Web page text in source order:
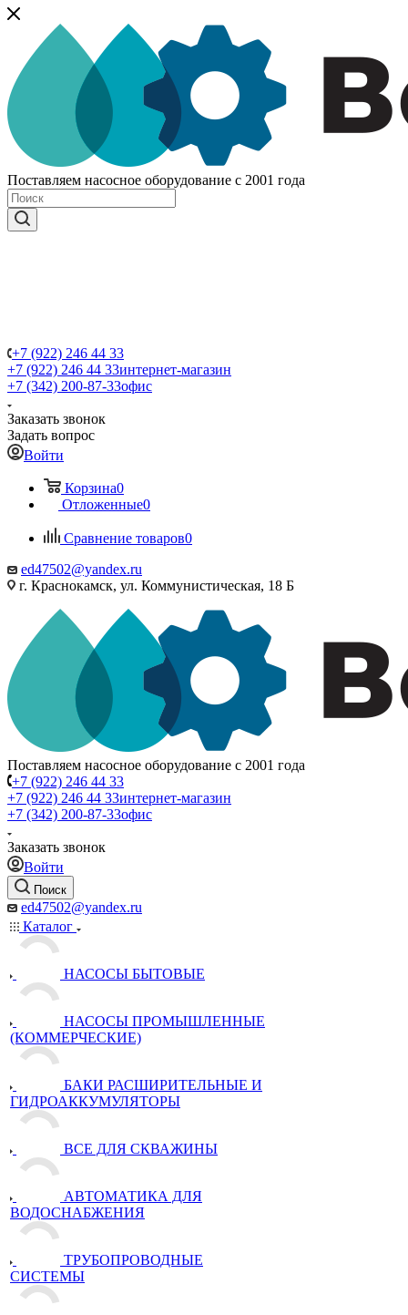
Поставляем насосное оборудование с 2001 года
+7 (922) 246 44 33
+7 (922) 246 44 33интернет-магазин
+7 (342) 200-87-33офис
Заказать звонок
Задать вопрос
Войти
Корзина0
Отложенные0
Сравнение товаров0
ed47502@yandex.ru
г. Краснокамск, ул. Коммунистическая, 18 Б
Поставляем насосное оборудование с 2001 года
+7 (922) 246 44 33
+7 (922) 246 44 33интернет-магазин
+7 (342) 200-87-33офис
Заказать звонок
Войти
Поиск
ed47502@yandex.ru
Каталог
НАСОСЫ БЫТОВЫЕ
НАСОСЫ ПРОМЫШЛЕННЫЕ
(КОММЕРЧЕСКИЕ)
БАКИ РАСШИРИТЕЛЬНЫЕ И
ГИДРОАККУМУЛЯТОРЫ
ВСЕ ДЛЯ СКВАЖИНЫ
АВТОМАТИКА ДЛЯ
ВОДОСНАБЖЕНИЯ
ТРУБОПРОВОДНЫЕ
СИСТЕМЫ